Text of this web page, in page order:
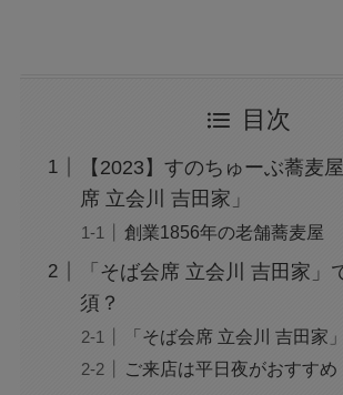
目次
【2023】すのちゅーぶ蕎麦
席 立会川 吉田家」
創業1856年の老舗蕎麦屋
「そば会席 立会川 吉田家」
須？
「そば会席 立会川 吉田家
ご来店は平日夜がおすすめ